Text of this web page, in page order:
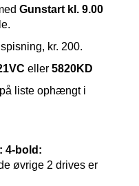
Gunstart kl. 9.00
kr. 200.
eller 5820KD
liste ophængt i
4-bold:
øvrige 2 drives er